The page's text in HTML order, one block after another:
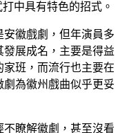
中具有特色的招式。
徽戲劇，但年演員多
展成名，主要是得益
班，而流行也主要在
為徽州戲曲似乎更妥
瞭解徽劇，甚至沒看